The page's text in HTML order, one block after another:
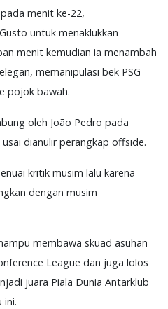
menit ke-22,
untuk menaklukkan
menit kemudian ia menambah
memanipulasi bek PSG
pojok bawah.
oleh João Pedro pada
dianulir perangkap offside.
kritik musim lalu karena
dengan musim
membawa skuad asuhan
League dan juga lolos
juara Piala Dunia Antarklub
ini.